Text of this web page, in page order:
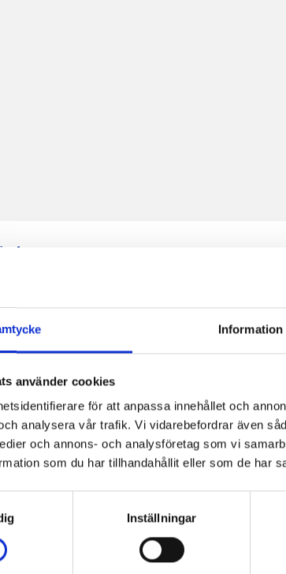
Information
använder cookies
för att anpassa innehållet och
analysera vår trafik. Vi vidarebefordrar även
och annons- och analysföretag som vi
som du har tillhandahållit eller som de har
Inställningar
Jordgubbsfil
2,7% 1000g
Päronfil 2,7%
1000g